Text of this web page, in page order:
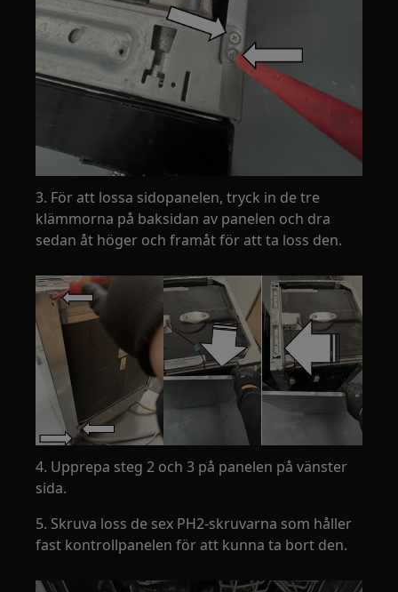
3. För att lossa sidopanelen, tryck in de tre
klämmorna på baksidan av panelen och dra
sedan åt höger och framåt för att ta loss den.
4. Upprepa steg 2 och 3 på panelen på vänster
sida.
5. Skruva loss de sex PH2-skruvarna som håller
fast kontrollpanelen för att kunna ta bort den.